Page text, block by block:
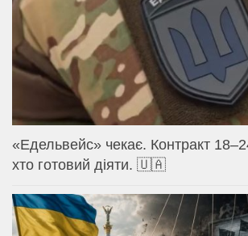
«Едельвейс» чекає. Контракт
хто готовий діяти. 🇺🇦